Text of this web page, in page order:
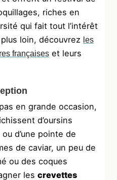
riches en
qui fait tout l’intérêt
plus loin, découvrez les
françaises et leurs
en grande occasion,
d’oursins
d’une pointe de
de caviar, un peu de
ou des coques
les crevettes